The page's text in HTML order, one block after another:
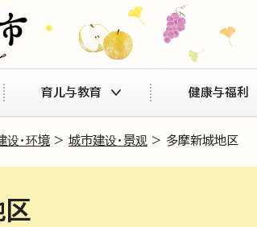
育儿与教育 健康与福利
设・环境 > 城市建设・景观 > 多摩新城地区